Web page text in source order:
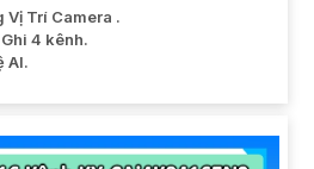
Vị Trí Camera .
4 kênh.
AI.